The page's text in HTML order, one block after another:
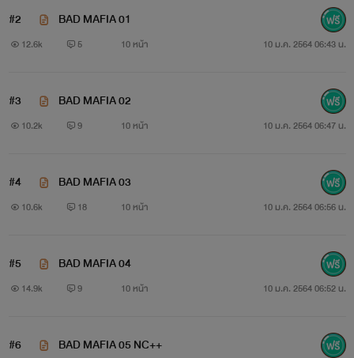
#2 BAD MAFIA 01
12.6k 5 10 หน้า 10 ม.ค. 2564 06:43 น.
#3 BAD MAFIA 02
10.2k 9 10 หน้า 10 ม.ค. 2564 06:47 น.
#4 BAD MAFIA 03
10.6k 18 10 หน้า 10 ม.ค. 2564 06:56 น.
#5 BAD MAFIA 04
14.9k 9 10 หน้า 10 ม.ค. 2564 06:52 น.
#6 BAD MAFIA 05 NC++